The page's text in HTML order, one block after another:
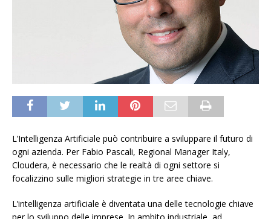
L’Intelligenza Artificiale può contribuire a sviluppare il futuro di
ogni azienda. Per Fabio Pascali, Regional Manager Italy,
Cloudera, è necessario che le realtà di ogni settore si
focalizzino sulle migliori strategie in tre aree chiave.
L’intelligenza artificiale è diventata una delle tecnologie chiave